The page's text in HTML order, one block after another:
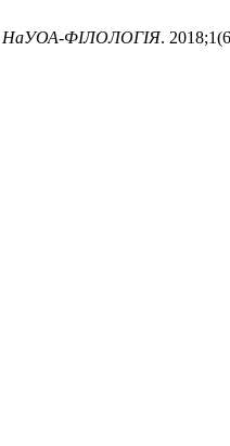
НаУОА-ФІЛОЛОГІЯ.